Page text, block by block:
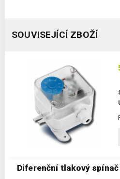
SOUVISEJÍCÍ ZBOŽÍ
Diferenční tlakový spínač